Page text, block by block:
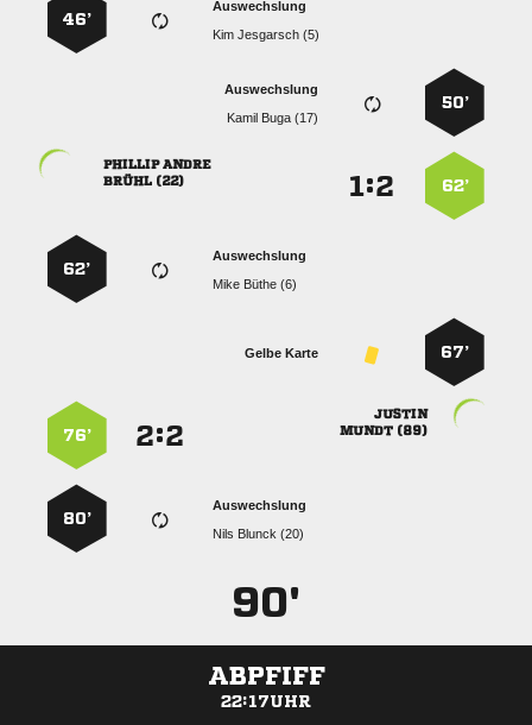
Auswechslung
  
46’
50’
Auswechslung
  
62’
:
 
 
Auswechslung
  
62’
67’
Gelbe Karte

 
:
76’
Auswechslung
  
80’
90'
ABPFIFF
22:17UHR